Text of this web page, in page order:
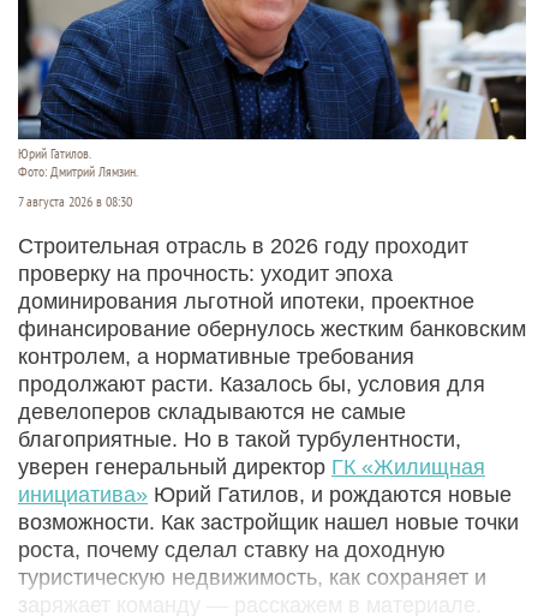
Юрий Гатилов.
Фото: Дмитрий Лямзин.
7 августа 2026 в 08:30
Строительная отрасль в 2026 году проходит
проверку на прочность: уходит эпоха
доминирования льготной ипотеки, проектное
финансирование обернулось жестким банковским
контролем, а нормативные требования
продолжают расти. Казалось бы, условия для
девелоперов складываются не самые
благоприятные. Но в такой турбулентности,
уверен генеральный директор ГК «Жилищная
инициатива» Юрий Гатилов, и рождаются новые
возможности. Как застройщик нашел новые точки
роста, почему сделал ставку на доходную
туристическую недвижимость, как сохраняет и
заряжает команду — расскажем в материале.